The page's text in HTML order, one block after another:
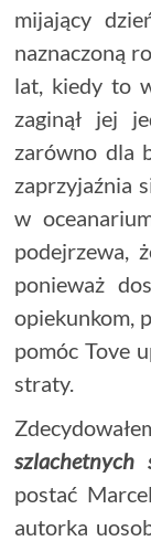
mijający
naznaczoną
lat, kiedy to
zaginął jej
zarówno dla
zaprzyjaźnia
w
podejrzewa,
ponieważ
opiekunkom,
pomóc Tove
straty.
szlachetnych
postać
autorka